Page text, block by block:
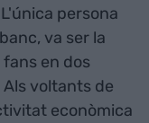
persona
va ser la
en dos
voltants de
econòmica